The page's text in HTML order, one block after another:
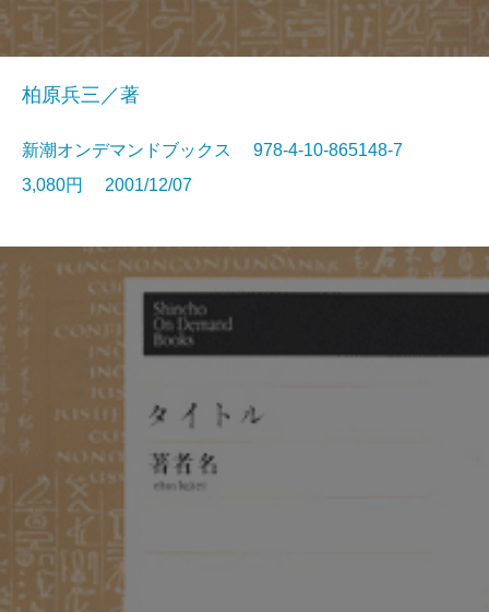
柏原兵三／著
新潮オンデマンドブックス 978-4-10-865148-7
3,080円 2001/12/07